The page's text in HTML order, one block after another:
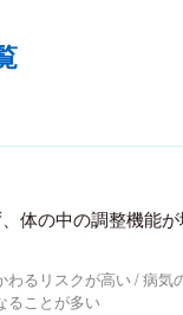
体の中の調整機能
わるリスクが高い 病気
ることが多い